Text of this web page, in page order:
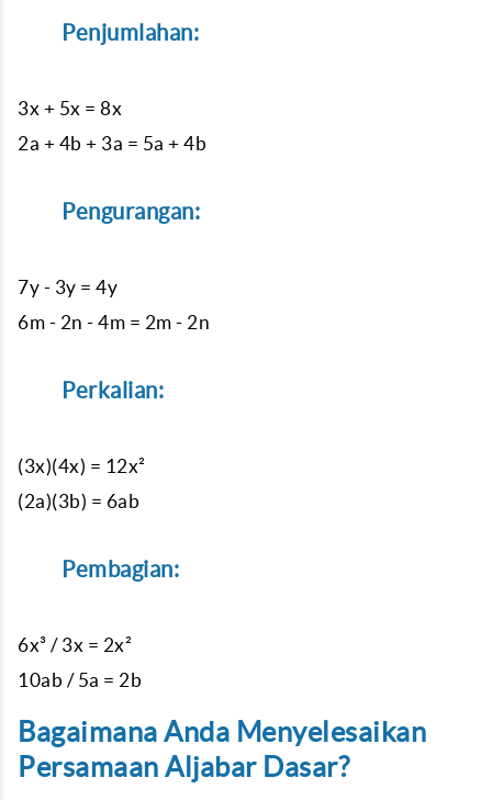
Penjumlahan:
3x + 5x = 8x
2a + 4b + 3a = 5a + 4b
Pengurangan:
7y - 3y = 4y
6m - 2n - 4m = 2m - 2n
Perkalian:
(3x)(4x) = 12x²
(2a)(3b) = 6ab
Pembagian:
6x³ / 3x = 2x²
10ab / 5a = 2b
Bagaimana Anda Menyelesaikan
Persamaan Aljabar Dasar?